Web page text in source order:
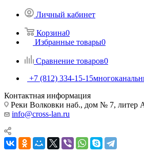
Личный кабинет
Корзина0
Избранные товары0
Сравнение товаров0
+7 (812) 334-15-15
Контактная информация
Реки Волковки наб., дом № 7, литер
info@cross-lan.ru